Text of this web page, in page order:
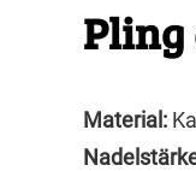
Pling
Material: